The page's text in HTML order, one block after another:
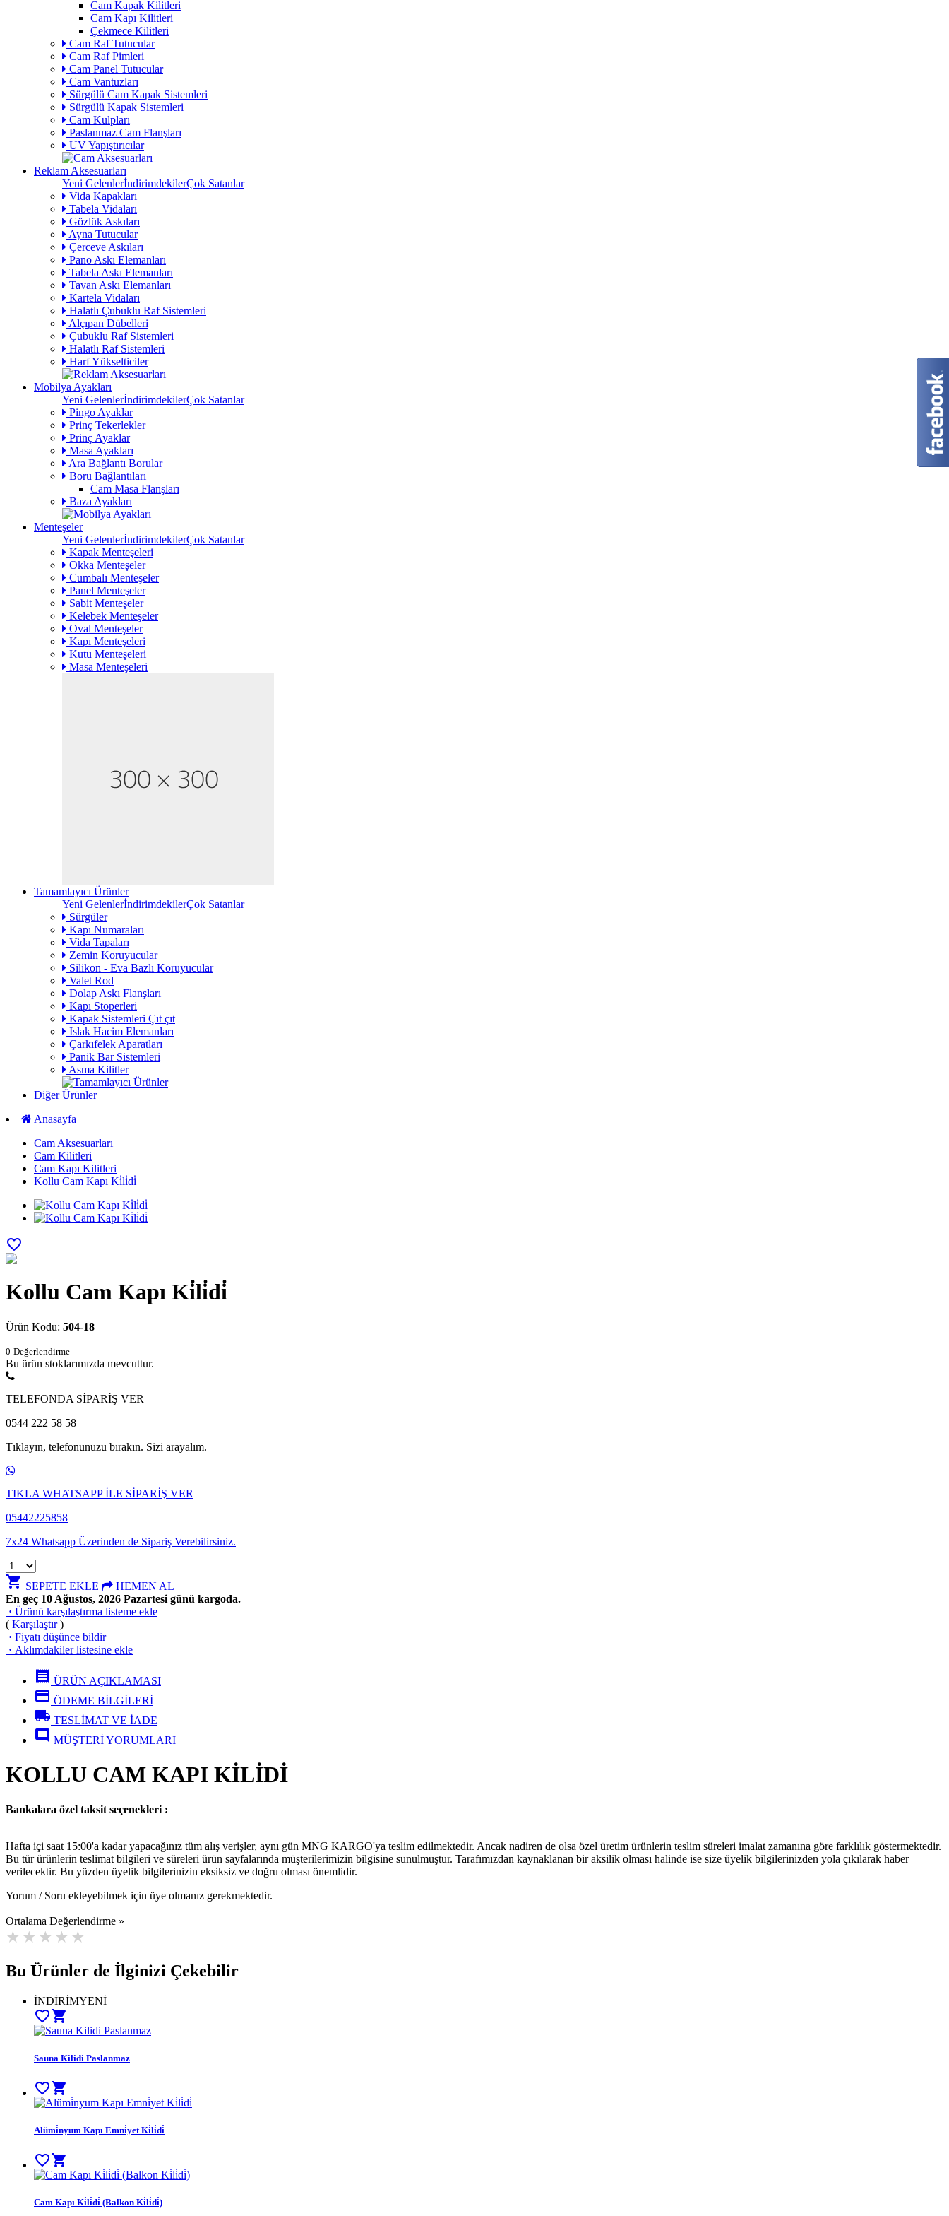
Cam Kapak Kilitleri
Cam Kapı Kilitleri
Çekmece Kilitleri
Cam Raf Tutucular
Cam Raf Pimleri
Cam Panel Tutucular
Cam Vantuzları
Sürgülü Cam Kapak Sistemleri
Sürgülü Kapak Sistemleri
Cam Kulpları
Paslanmaz Cam Flanşları
UV Yapıştırıcılar
Reklam Aksesuarları
Yeni GelenlerİndirimdekilerÇok Satanlar
Vida Kapakları
Tabela Vidaları
Gözlük Askıları
Ayna Tutucular
Çerceve Askıları
Pano Askı Elemanları
Tabela Askı Elemanları
Tavan Askı Elemanları
Kartela Vidaları
Halatlı Çubuklu Raf Sistemleri
Alçıpan Dübelleri
Çubuklu Raf Sistemleri
Halatlı Raf Sistemleri
Harf Yükselticiler
Mobilya Ayakları
Yeni GelenlerİndirimdekilerÇok Satanlar
Pingo Ayaklar
Prinç Tekerlekler
Prinç Ayaklar
Masa Ayakları
Ara Bağlantı Borular
Boru Bağlantıları
Cam Masa Flanşları
Baza Ayakları
Menteşeler
Yeni GelenlerİndirimdekilerÇok Satanlar
Kapak Menteşeleri
Okka Menteşeler
Cumbalı Menteşeler
Panel Menteşeler
Sabit Menteşeler
Kelebek Menteşeler
Oval Menteşeler
Kapı Menteşeleri
Kutu Menteşeleri
Masa Menteşeleri
Tamamlayıcı Ürünler
Yeni GelenlerİndirimdekilerÇok Satanlar
Sürgüler
Kapı Numaraları
Vida Tapaları
Zemin Koruyucular
Silikon - Eva Bazlı Koruyucular
Valet Rod
Dolap Askı Flanşları
Kapı Stoperleri
Kapak Sistemleri Çıt çıt
Islak Hacim Elemanları
Çarkıfelek Aparatları
Panik Bar Sistemleri
Asma Kilitler
Diğer Ürünler
Anasayfa
Cam Aksesuarları
Cam Kilitleri
Cam Kapı Kilitleri
Kollu Cam Kapı Ki̇li̇di̇
favorite_border
Kollu Cam Kapı Ki̇li̇di̇
Ürün Kodu: 504-18
0 Değerlendirme
Bu ürün stoklarımızda mevcuttur.
TELEFONDA SİPARİŞ VER
0544 222 58 58
Tıklayın, telefonunuzu bırakın. Sizi arayalım.
TIKLA WHATSAPP İLE SİPARİŞ VER
05442225858
7x24 Whatsapp Üzerinden de Sipariş Verebilirsiniz.
shopping_cart SEPETE EKLE
HEMEN AL
En geç 10 Ağustos, 2026 Pazartesi günü kargoda.
· Ürünü karşılaştırma listeme ekle
( Karşılaştır)
· Fiyatı düşünce bildir
· Aklımdakiler listesine ekle
receipt ÜRÜN AÇIKLAMASI
credit_card ÖDEME BİLGİLERİ
local_shipping TESLİMAT VE İADE
comment MÜŞTERİ YORUMLARI
KOLLU CAM KAPI KİLİDİ
Bankalara özel taksit seçenekleri :
Hafta içi saat 15:00'a kadar yapacağınız tüm alış verişler, aynı gün MNG KARGO'ya teslim edilmektedir. Ancak nadiren de olsa özel üretim ürünlerin teslim süreleri imalat zamanına göre farklılık göstermektedir.
Bu tür ürünlerin teslimat bilgileri ve süreleri ürün sayfalarında müşterilerimizin bilgisine sunulmuştur. Tarafımızdan kaynaklanan bir aksilik olması halinde ise size üyelik bilgilerinizden yola çıkılarak haber
verilecektir. Bu yüzden üyelik bilgilerinizin eksiksiz ve doğru olması önemlidir.
Yorum / Soru ekleyebilmek için üye olmanız gerekmektedir.
Ortalama Değerlendirme »
Bu Ürünler de İlginizi Çekebilir
İNDİRİMYENİ
favorite_bordershopping_cart
Sauna Kilidi Paslanmaz
favorite_bordershopping_cart
Alümi̇nyum Kapı Emni̇yet Ki̇li̇di̇
favorite_bordershopping_cart
Cam Kapı Ki̇li̇di̇ (Balkon Ki̇li̇di̇)